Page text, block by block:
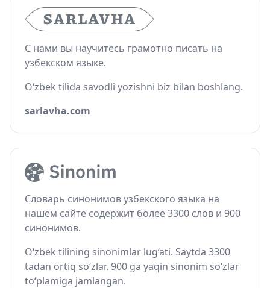
С нами вы научитесь грамотно писать на
узбекском языке.
O‘zbek tilida savodli yozishni biz bilan boshlang.
sarlavha.com
Словарь синонимов узбекского языка на
нашем сайте содержит более 3300 слов и 900
синонимов.
O‘zbek tilining sinonimlar lug‘ati. Saytda 3300
tadan ortiq so‘zlar, 900 ga yaqin sinonim so‘zlar
to‘plamiga jamlangan.